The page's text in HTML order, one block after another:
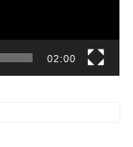
02:00